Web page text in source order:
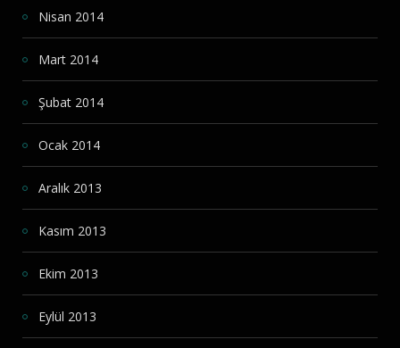
Nisan 2014
Mart 2014
Şubat 2014
Ocak 2014
Aralık 2013
Kasım 2013
Ekim 2013
Eylül 2013